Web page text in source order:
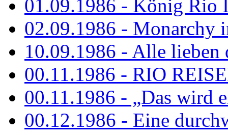
01.09.1986 - König Rio
02.09.1986 - Monarchy
10.09.1986 - Alle lieben
00.11.1986 - RIO
00.11.1986 - „Das wird
00.12.1986 - Eine